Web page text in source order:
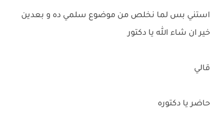
استني بس لما نخلص من موضوع سلمي ده و بعدين
خير ان شاء الله يا دكتور
قالي
حاضر يا دكتوره